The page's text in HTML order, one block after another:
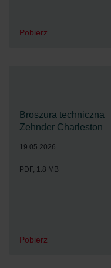
Pobierz
Broszura techniczna
Zehnder Charleston
19.05.2026
PDF, 1.8 MB
Pobierz